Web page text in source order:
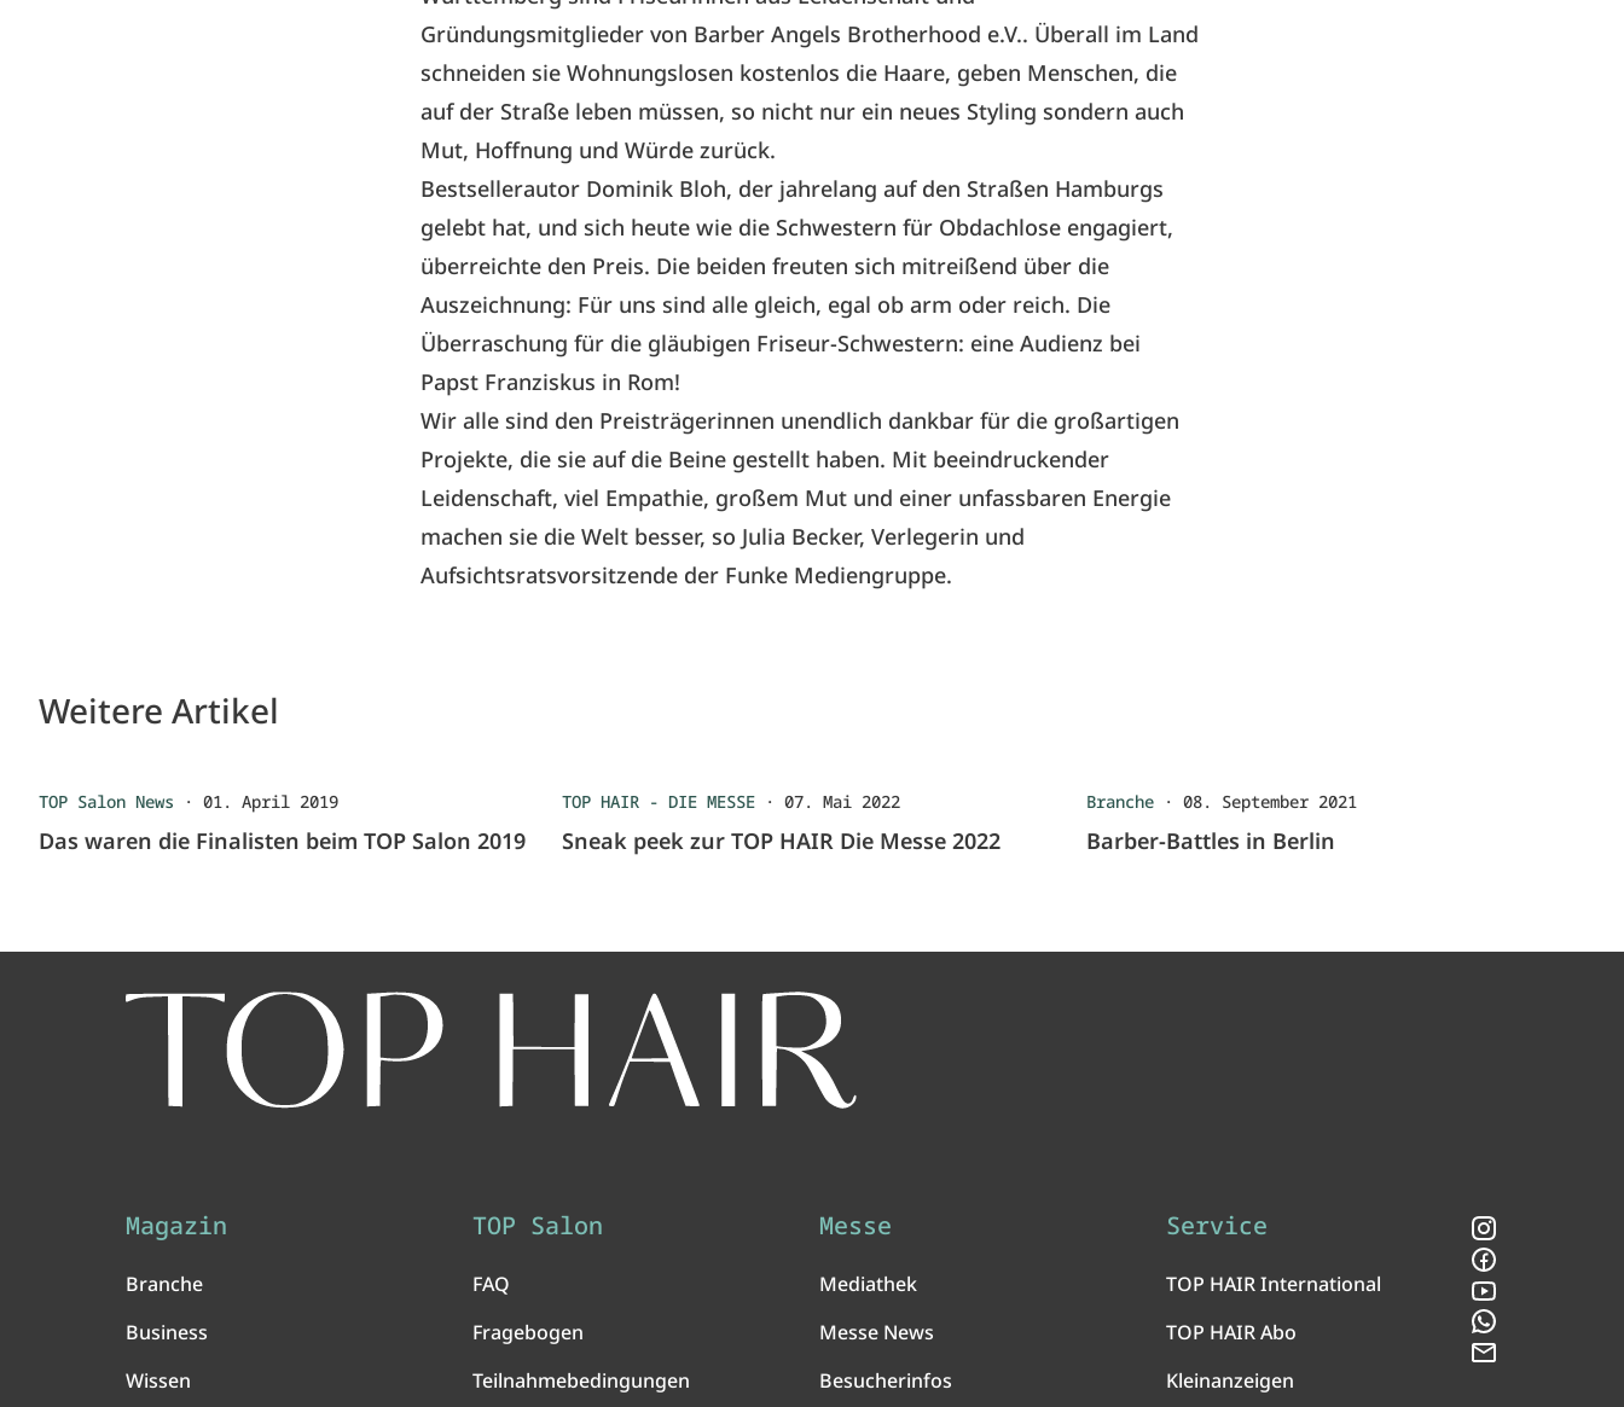
Gründungsmitglieder von Barber Angels Brotherhood e.V.. Überall im Land
schneiden sie Wohnungslosen kostenlos die Haare, geben Menschen, die
auf der Straße leben müssen, so nicht nur ein neues Styling sondern auch
Mut, Hoffnung und Würde zurück.
Bestsellerautor Dominik Bloh, der jahrelang auf den Straßen Hamburgs
gelebt hat, und sich heute wie die Schwestern für Obdachlose engagiert,
überreichte den Preis. Die beiden freuten sich mitreißend über die
Auszeichnung: Für uns sind alle gleich, egal ob arm oder reich. Die
Überraschung für die gläubigen Friseur-Schwestern: eine Audienz bei
Papst Franziskus in Rom!
Wir alle sind den Preisträgerinnen unendlich dankbar für die großartigen
Projekte, die sie auf die Beine gestellt haben. Mit beeindruckender
Leidenschaft, viel Empathie, großem Mut und einer unfassbaren Energie
machen sie die Welt besser, so Julia Becker, Verlegerin und
Aufsichtsratsvorsitzende der Funke Mediengruppe.
Weitere Artikel
TOP Salon News · 01. April 2019
Das waren die Finalisten beim TOP Salon 2019
TOP HAIR - DIE MESSE ·07. Mai 2022
Sneak peek zur TOP HAIR Die Messe 2022
Branche· 08. September 2021
Barber-Battles in Berlin
Magazin
Branche
Business
Wissen
TOP Salon
FAQ
Fragebogen
Teilnahmebedingungen
Messe
Mediathek
Messe News
Besucherinfos
Service
TOP HAIR International
TOP HAIR Abo
Kleinanzeigen